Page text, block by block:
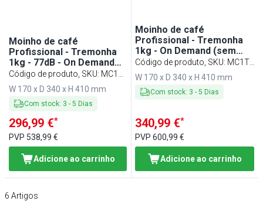
Moinho de café
Profissional - Tremonha
1kg - 77dB - On Demand
(sem doseador) - Branco
Código de produto, SKU: MC1T-
WHITE
W 170 x D 340 x H 410 mm
Com stock: 3 - 5 Dias
296,99 €*
PVP 538,99 €
Adicione ao carrinho
Moinho de café
Profissional - Tremonha
1kg - On Demand (sem
doseador) - Prateado
Código de produto, SKU: MC1T-
CHROM
W 170 x D 340 x H 410 mm
Com stock: 3 -5 Dias
340,99 €*
PVP600,99 €
Adicione ao carrinho
6 Artigos